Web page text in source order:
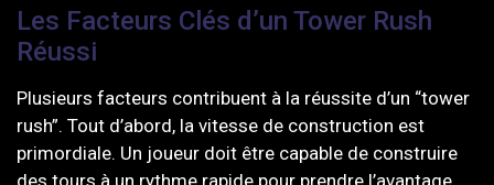
Les Facteurs Clés d’un Tower Rush
Réussi
Plusieurs facteurs contribuent à la réussite d’un “tower
rush”. Tout d’abord, la vitesse de construction est
primordiale. Un joueur doit être capable de construire
des tours à un rythme rapide pour prendre l’avantage.